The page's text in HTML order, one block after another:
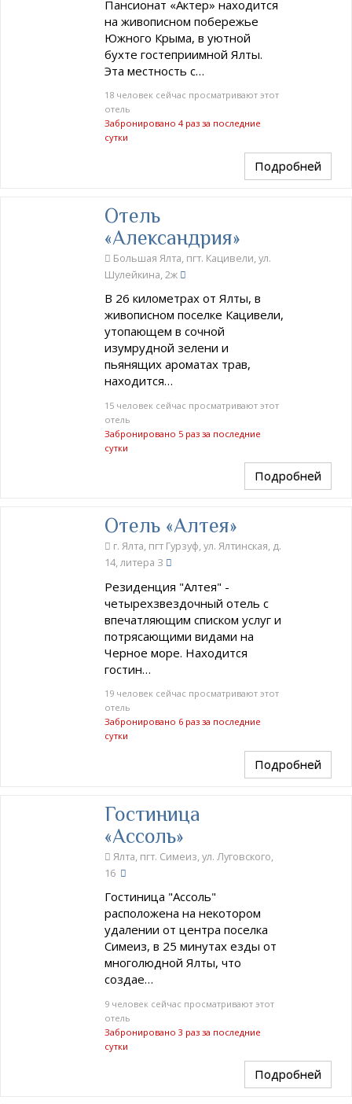
Пансионат «Актер» находится
на живописном побережье
Южного Крыма, в уютной
бухте гостеприимной Ялты.
Эта местность с…
18 человек сейчас просматривают этот
отель
Забронировано 4 раз за последние
сутки
Подробней
Отель
«Александрия»
Большая Ялта, пгт. Кацивели, ул.
Шулейкина, 2ж
В 26 километрах от Ялты, в
живописном поселке Кацивели,
утопающем в сочной
изумрудной зелени и
пьянящих ароматах трав,
находится…
15 человек сейчас просматривают этот
отель
Забронировано 5 раз за последние
сутки
Подробней
Отель «Алтея»
г. Ялта, пгт Гурзуф, ул. Ялтинская, д.
14, литера З
Резиденция "Алтея" -
четырехзвездочный отель с
впечатляющим списком услуг и
потрясающими видами на
Черное море. Находится
гостин…
19 человек сейчас просматривают этот
отель
Забронировано 6 раз за последние
сутки
Подробней
Гостиница
«Ассоль»
Ялта, пгт. Симеиз, ул. Луговского,
16
Гостиница "Ассоль"
расположена на некотором
удалении от центра поселка
Симеиз, в 25 минутах езды от
многолюдной Ялты, что
создае…
9 человек сейчас просматривают этот
отель
Забронировано 3 раз за последние
сутки
Подробней